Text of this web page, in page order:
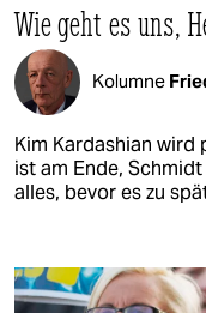
Wie geht es uns,
Kolumne
Kim Kardashian wird
ist am Ende,
alles, bevor es zu